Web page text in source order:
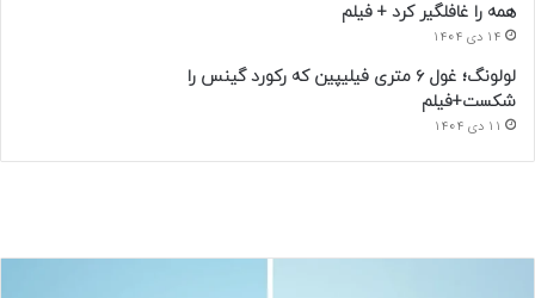
همه را غافلگیر کرد + فیلم
14 دی 1404
لولونگ؛ غول ۶ متری فیلیپین که رکورد گینس را
شکست+فیلم
11 دی 1404